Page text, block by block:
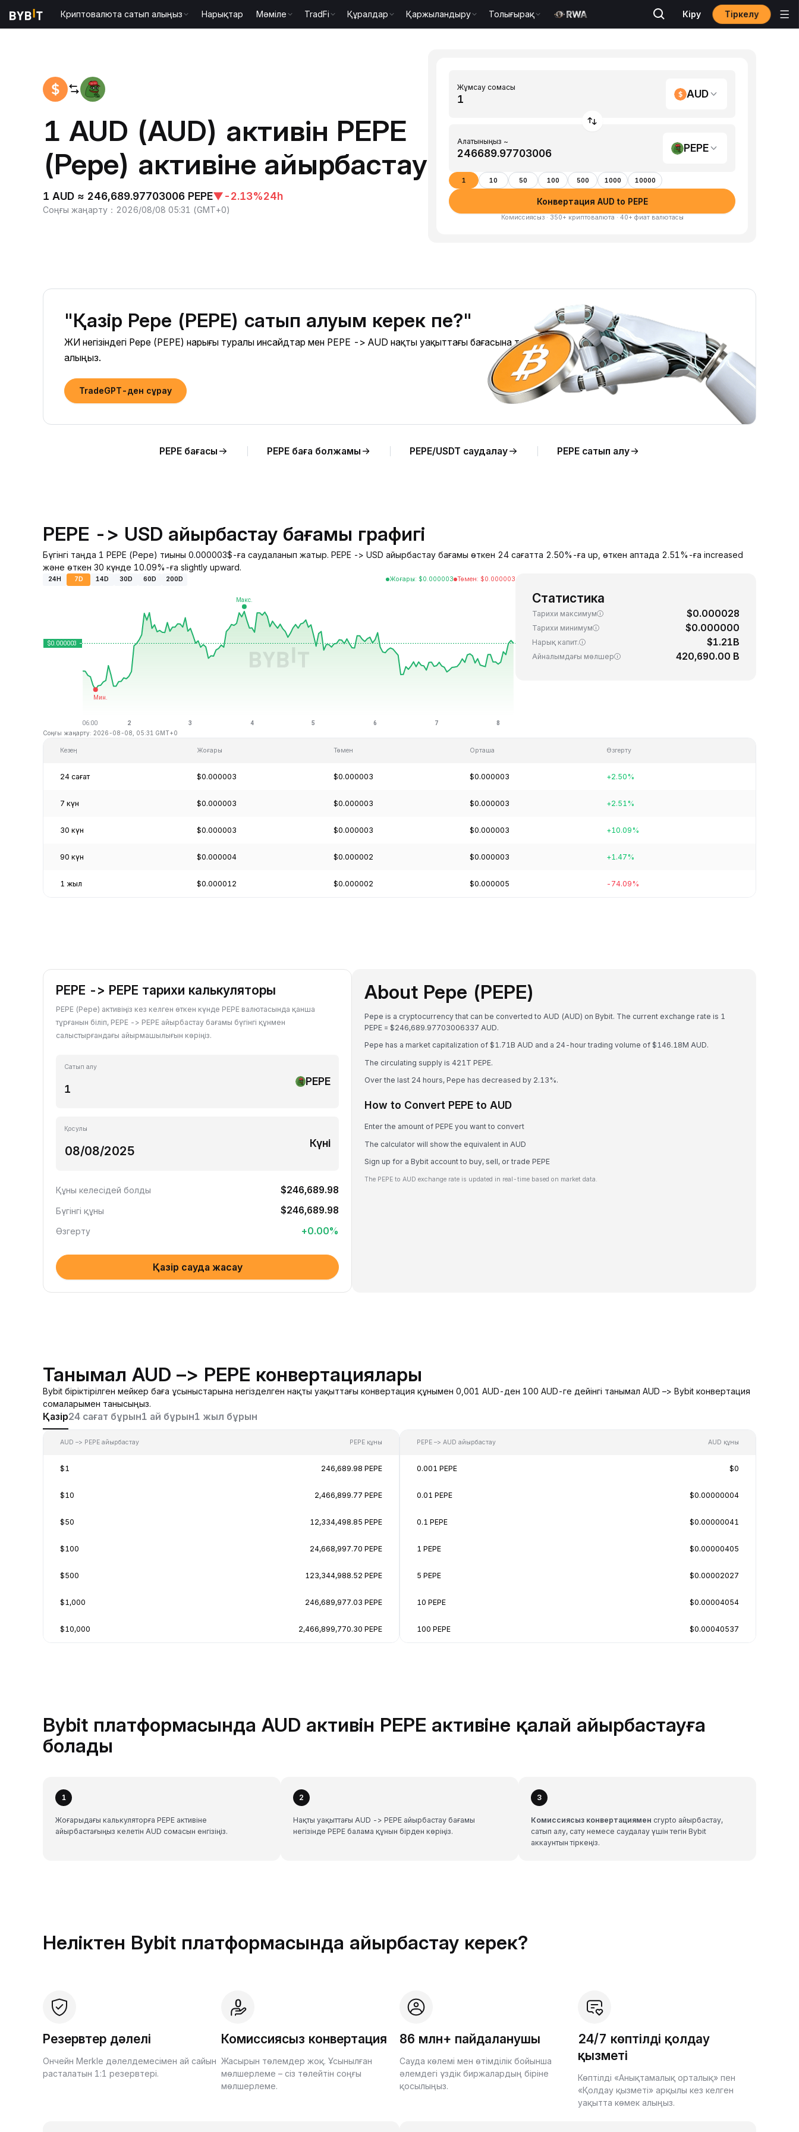
Криптовалюта сатып алыңыз Нарықтар Мәміле TradFi Құралдар Қаржыландыру Толығырақ Кіру Тіркелу
1 AUD (AUD) активін PEPE
(Pepe) активіне айырбастау
1 AUD ≈ 246,689.97703006 PEPE▼-2.13%24h
Соңғы жаңарту ： 2026/08/08 05:31 (GMT+0)
Жұмсау сомасы
AUD
Алатыныңыз ~
PEPE
1 10 50 100 500 1000 10000
Конвертация AUD to PEPE
Комиссиясыз · 350+ криптовалюта · 40+ фиат валютасы
"Қазір Pepe (PEPE) сатып алуым керек пе?"
ЖИ негізіндегі Pepe (PEPE) нарығы туралы инсайдтар мен PEPE -> AUD нақты уақыттағы бағасына талдау
алыңыз.
TradeGPT-ден сұрау
PEPE бағасы PEPE баға болжамы PEPE/USDT саудалау PEPE сатып алу
PEPE -> USD айырбастау бағамы графигі
Бүгінгі таңда 1 PEPE (Pepe) тиыны 0.000003$-ға саудаланып жатыр. PEPE -> USD айырбастау бағамы өткен 24 сағатта 2.50%-ға up, өткен аптада 2.51%-ға increased
және өткен 30 күнде 10.09%-ға slightly upward.
24H 7D 14D 30D 60D 200D Жоғары: $0.000003 Төмен: $0.000003
Соңғы жаңарту: 2026-08-08, 05:31 GMT+0
Статистика
Тарихи максимум $0.000028
Тарихи минимум $0.000000
Нарық капит. $1.21B
Айналымдағы мөлшер 420,690.00 B
Кезең Жоғары Төмен Орташа Өзгерту
24 сағат $0.000003 $0.000003 $0.000003 +2.50%
7 күн $0.000003 $0.000003 $0.000003 +2.51%
30 күн $0.000003 $0.000003 $0.000003 +10.09%
90 күн $0.000004 $0.000002 $0.000003 +1.47%
1 жыл $0.000012 $0.000002 $0.000005 -74.09%
PEPE -> PEPE тарихи калькуляторы
PEPE (Pepe) активіңіз кез келген өткен күнде PEPE валютасында қанша
тұрғанын біліп, PEPE -> PEPE айырбастау бағамы бүгінгі құнмен
салыстырғандағы айырмашылығын көріңіз.
Сатып алу
PEPE
Қосулы
Күні
Құны келесідей болды $246,689.98
Бүгінгі құны $246,689.98
Өзгерту +0.00%
Қазір сауда жасау
About Pepe (PEPE)
Pepe is a cryptocurrency that can be converted to AUD (AUD) on Bybit. The current exchange rate is 1
PEPE = $246,689.97703006337 AUD.
Pepe has a market capitalization of $1.71B AUD and a 24-hour trading volume of $146.18M AUD.
The circulating supply is 421T PEPE.
Over the last 24 hours, Pepe has decreased by 2.13%.
How to Convert PEPE to AUD
Enter the amount of PEPE you want to convert
The calculator will show the equivalent in AUD
Sign up for a Bybit account to buy, sell, or trade PEPE
The PEPE to AUD exchange rate is updated in real-time based on market data.
Танымал AUD –> PEPE конвертациялары
Bybit біріктірілген мейкер баға ұсыныстарына негізделген нақты уақыттағы конвертация құнымен 0,001 AUD-ден 100 AUD-ге дейінгі танымал AUD –> Bybit конвертация
сомаларымен танысыңыз.
Қазір24 сағат бұрын1 ай бұрын1 жыл бұрын
AUD –> PEPE айырбастау PEPE құны
$1 246,689.98 PEPE
$10 2,466,899.77 PEPE
$50 12,334,498.85 PEPE
$100 24,668,997.70 PEPE
$500 123,344,988.52 PEPE
$1,000 246,689,977.03 PEPE
$10,000 2,466,899,770.30 PEPE
PEPE –> AUD айырбастау AUD құны
0.001 PEPE $0
0.01 PEPE $0.00000004
0.1 PEPE $0.00000041
1 PEPE $0.00000405
5 PEPE $0.00002027
10 PEPE $0.00004054
100 PEPE $0.00040537
Bybit платформасында AUD активін PEPE активіне қалай айырбастауға
болады
1
Жоғарыдағы калькуляторға PEPE активіне
айырбастағыңыз келетін AUD сомасын енгізіңіз.
2
Нақты уақыттағы AUD -> PEPE айырбастау бағамы
негізінде PEPE балама құнын бірден көріңіз.
3
Комиссиясыз конвертациямен crypto айырбастау,
сатып алу, сату немесе саудалау үшін тегін Bybit
аккаунтын тіркеңіз.
Неліктен Bybit платформасында айырбастау керек?
Резервтер дәлелі
Ончейн Merkle дәлелдемесімен ай сайын
расталатын 1:1 резервтері.
Комиссиясыз конвертация
Жасырын төлемдер жоқ. Ұсынылған
мөлшерлеме – сіз төлейтін соңғы
мөлшерлеме.
86 млн+ пайдаланушы
Сауда көлемі мен өтімділік бойынша
әлемдегі үздік биржалардың біріне
қосылыңыз.
24/7 көптілді қолдау
қызметі
Көптілді «Анықтамалық орталық» пен
«Қолдау қызметі» арқылы кез келген
уақытта көмек алыңыз.